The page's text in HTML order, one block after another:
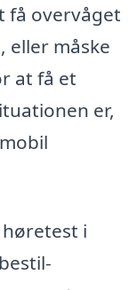
få overvåget
eller måske
at få et
er,
i